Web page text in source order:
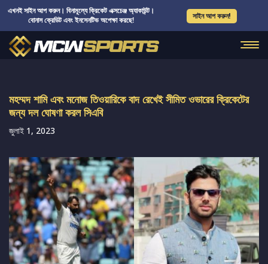
এখনই সাইন আপ করুন। বিনামূল্যে ক্রিকেট এক্সচেঞ্জ অ্যাকাউন্ট।
বোনাস ক্রেডিট এবং ইনসেনটিভ অপেক্ষা করছে!
সাইন আপ করুন!
মহম্মদ শামি এবং মনোজ তিওয়ারিকে বাদ রেখেই সীমিত ওভারের ক্রিকেটের
জন্য দল ঘোষণা করল সিএবি
জুলাই 1, 2023